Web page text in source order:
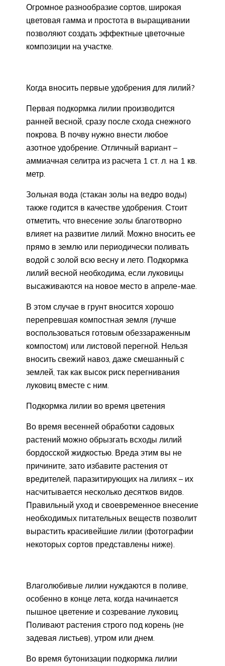
Огромное разнообразие сортов, широкая
цветовая гамма и простота в выращивании
позволяют создать эффектные цветочные
композиции на участке.
Когда вносить первые удобрения для лилий?
Первая подкормка лилии производится
ранней весной, сразу после схода снежного
покрова. В почву нужно внести любое
азотное удобрение. Отличный вариант –
аммиачная селитра из расчета 1 ст. л. на 1 кв.
метр.
Зольная вода (стакан золы на ведро воды)
также годится в качестве удобрения. Стоит
отметить, что внесение золы благотворно
влияет на развитие лилий. Можно вносить ее
прямо в землю или периодически поливать
водой с золой всю весну и лето. Подкормка
лилий весной необходима, если луковицы
высаживаются на новое место в апреле-мае.
В этом случае в грунт вносится хорошо
перепревшая компостная земля (лучше
воспользоваться готовым обеззараженным
компостом) или листовой перегной. Нельзя
вносить свежий навоз, даже смешанный с
землей, так как высок риск перегнивания
луковиц вместе с ним.
Подкормка лилии во время цветения
Во время весенней обработки садовых
растений можно обрызгать всходы лилий
бордосской жидкостью. Вреда этим вы не
причините, зато избавите растения от
вредителей, паразитирующих на лилиях – их
насчитывается несколько десятков видов.
Правильный уход и своевременное внесение
необходимых питательных веществ позволит
вырастить красивейшие лилии (фотографии
некоторых сортов представлены ниже).
Влаголюбивые лилии нуждаются в поливе,
особенно в конце лета, когда начинается
пышное цветение и созревание луковиц.
Поливают растения строго под корень (не
задевая листьев), утром или днем.
Во время бутонизации подкормка лилии